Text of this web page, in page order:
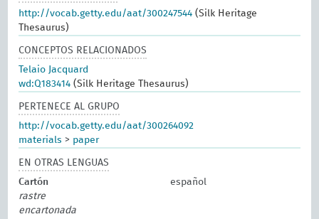
http://vocab.getty.edu/aat/300247544 (Silk Heritage
Thesaurus)
CONCEPTOS RELACIONADOS
Telaio Jacquard
wd:Q183414 (Silk Heritage Thesaurus)
PERTENECE AL GRUPO
http://vocab.getty.edu/aat/300264092
materials > paper
EN OTRAS LENGUAS
Cartón
español
rastre
encartonada